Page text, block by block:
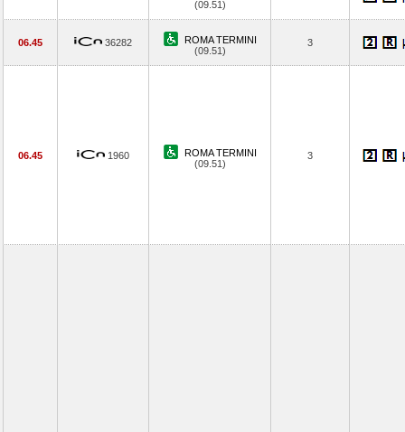
(09.51)
06.45 36282
ROMA TERMINI
(09.51)
3
06.45 1960
ROMA TERMINI
(09.51)
3